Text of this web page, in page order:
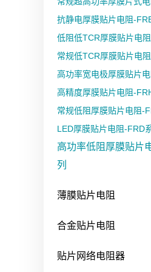
抗静电厚膜贴片电阻-
低阻低TCR厚膜贴片电
常规低TCR厚膜贴片电
高功率宽电极厚膜贴片
高精度厚膜贴片电阻-
常规低阻厚膜贴片电阻-
LED厚膜贴片电阻-FRD
高功率低阻厚膜贴片
列
薄膜贴片电阻
合金贴片电阻
贴片网络电阻器